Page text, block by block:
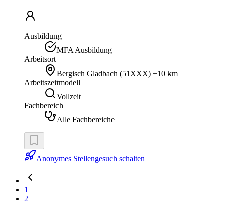
Ausbildung
MFA Ausbildung
Arbeitsort
Bergisch Gladbach (51XXX) ±10 km
Arbeitszeitmodell
Vollzeit
Fachbereich
Alle Fachbereiche
Anonymes Stellengesuch schalten
1
2